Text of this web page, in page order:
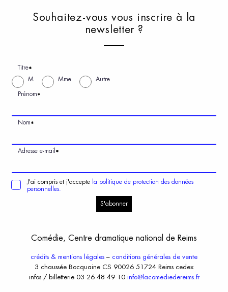
Souhaitez-vous vous i nscrire à
a
newsletter ?
Titre*
M Mme Autre
Prénom*
Nom*
Adresse e-mail *
J'ai compris et j'accepte la politique de protection des données
personnelles.
S'abonner
Comédie, Centre dramatique national de Reims
crédits & mentions légales – conditions générales de vente
3 chaussée Bocquaine CS 90026 51724 Reims cedex
infos / billetterie 03 26 48 49 10 info@lacomediedereims.fr